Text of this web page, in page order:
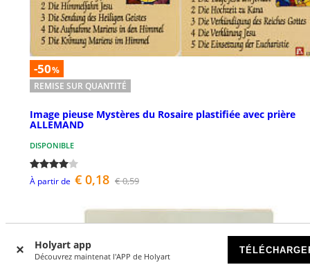
Holyart app
Découvrez maintenat l'APP de Holyart
-50%
REMISE SUR QUANTITÉ
Image pieuse Mystères du Rosaire plastifiée avec prière
ALLEMAND
DISPONIBLE
À partir de € 0,18 € 0,59